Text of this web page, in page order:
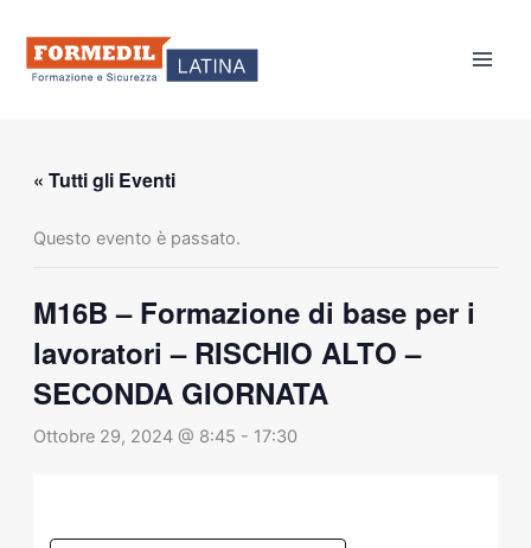
contenuto
« Tutti gli Eventi
Questo evento è passato.
M16B – Formazione di base per i
lavoratori – RISCHIO ALTO –
SECONDA GIORNATA
Ottobre 29, 2024 @ 8:45 - 17:30